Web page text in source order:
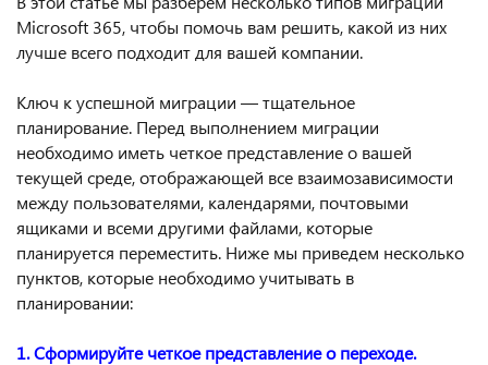
Microsoft 365, чтобы помочь вам решить, какой из них
лучше всего подходит для вашей компании.
Ключ к успешной миграции — тщательное
планирование. Перед выполнением миграции
необходимо иметь четкое представление о вашей
текущей среде, отображающей все взаимозависимости
между пользователями, календарями, почтовыми
ящиками и всеми другими файлами, которые
планируется переместить. Ниже мы приведем несколько
пунктов, которые необходимо учитывать в
планировании:
1. Сформируйте четкое представление о переходе.